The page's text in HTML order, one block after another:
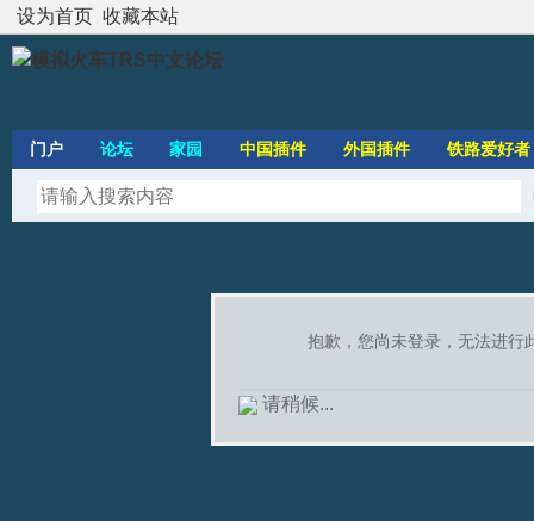
设为首页 收藏本站
门户 论坛 家园 中国插件 外国插件 铁路爱好者
抱歉，您尚未登录，无法进行
请稍候...